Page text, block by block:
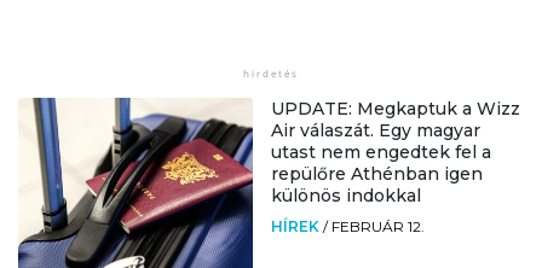
UPDATE: Megkaptuk a Wizz
Air válaszát. Egy magyar
utast nem engedtek fel a
repülőre Athénban igen
különös indokkal
HÍREK / FEBRUÁR 12.